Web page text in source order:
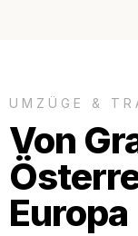
UMZÜGE &
Von
Europa